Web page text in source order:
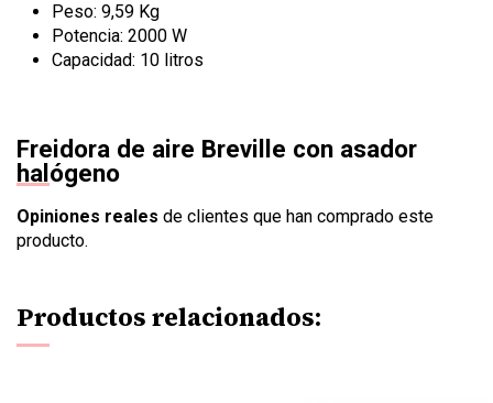
Peso: 9,59 Kg
Potencia: 2000 W
Capacidad: 10 litros
Freidora de aire Breville con asador
halógeno
Opiniones reales de clientes que han comprado este
producto.
Productos relacionados: